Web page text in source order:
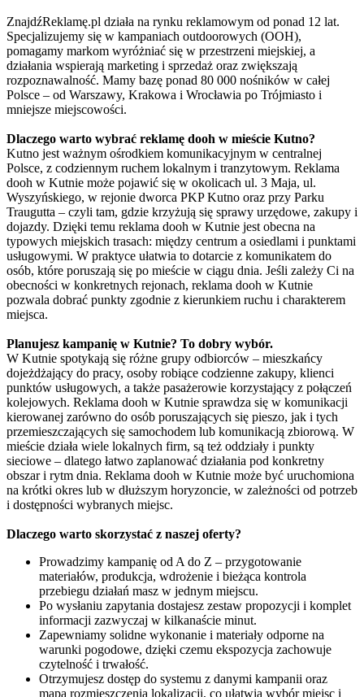
ZnajdźReklamę.pl działa na rynku reklamowym od ponad 12 lat.
Specjalizujemy się w kampaniach outdoorowych (OOH),
pomagamy markom wyróżniać się w przestrzeni miejskiej, a
działania wspierają marketing i sprzedaż oraz zwiększają
rozpoznawalność. Mamy bazę ponad 80 000 nośników w całej
Polsce – od Warszawy, Krakowa i Wrocławia po Trójmiasto i
mniejsze miejscowości.
Dlaczego warto wybrać reklamę dooh w mieście Kutno?
Kutno jest ważnym ośrodkiem komunikacyjnym w centralnej
Polsce, z codziennym ruchem lokalnym i tranzytowym. Reklama
dooh w Kutnie może pojawić się w okolicach ul. 3 Maja, ul.
Wyszyńskiego, w rejonie dworca PKP Kutno oraz przy Parku
Traugutta – czyli tam, gdzie krzyżują się sprawy urzędowe, zakupy i
dojazdy. Dzięki temu reklama dooh w Kutnie jest obecna na
typowych miejskich trasach: między centrum a osiedlami i punktami
usługowymi. W praktyce ułatwia to dotarcie z komunikatem do
osób, które poruszają się po mieście w ciągu dnia. Jeśli zależy Ci na
obecności w konkretnych rejonach, reklama dooh w Kutnie
pozwala dobrać punkty zgodnie z kierunkiem ruchu i charakterem
miejsca.
Planujesz kampanię w Kutnie? To dobry wybór.
W Kutnie spotykają się różne grupy odbiorców – mieszkańcy
dojeżdżający do pracy, osoby robiące codzienne zakupy, klienci
punktów usługowych, a także pasażerowie korzystający z połączeń
kolejowych. Reklama dooh w Kutnie sprawdza się w komunikacji
kierowanej zarówno do osób poruszających się pieszo, jak i tych
przemieszczających się samochodem lub komunikacją zbiorową. W
mieście działa wiele lokalnych firm, są też oddziały i punkty
sieciowe – dlatego łatwo zaplanować działania pod konkretny
obszar i rytm dnia. Reklama dooh w Kutnie może być uruchomiona
na krótki okres lub w dłuższym horyzoncie, w zależności od potrzeb
i dostępności wybranych miejsc.
Dlaczego warto skorzystać z naszej oferty?
Prowadzimy kampanię od A do Z – przygotowanie
materiałów, produkcja, wdrożenie i bieżąca kontrola
przebiegu działań masz w jednym miejscu.
Po wysłaniu zapytania dostajesz zestaw propozycji i komplet
informacji zazwyczaj w kilkanaście minut.
Zapewniamy solidne wykonanie i materiały odporne na
warunki pogodowe, dzięki czemu ekspozycja zachowuje
czytelność i trwałość.
Otrzymujesz dostęp do systemu z danymi kampanii oraz
mapą rozmieszczenia lokalizacji, co ułatwia wybór miejsc i